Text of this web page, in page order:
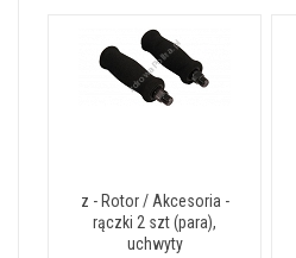
z - Rotor / Akcesoria -
rączki 2 szt (para),
uchwyty